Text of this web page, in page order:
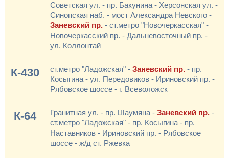
Советская ул. - пр. Бакунина - Херсонская ул. -
Синопская наб. - мост Александра Невского -
Заневский пр. - ст.метро "Новочеркасская" -
Новочеркасский пр. - Дальневосточный пр. -
ул. Коллонтай
К-430 ст.метро "Ладожская" - Заневский пр. - пр.
Косыгина - ул. Передовиков - Ириновский пр. -
Рябовское шоссе - г. Всеволожск
К-64 Гранитная ул. - пр. Шаумяна - Заневский пр. -
ст.метро "Ладожская" - пр. Косыгина - пр.
Наставников - Ириновский пр. - Рябовское
шоссе - ж/д ст. Ржевка